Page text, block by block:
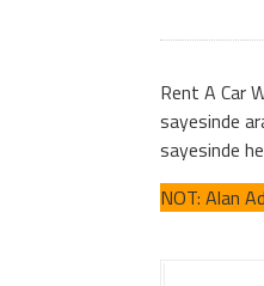
Rent A Car
sayesinde
sayesinde
NOT: Alan